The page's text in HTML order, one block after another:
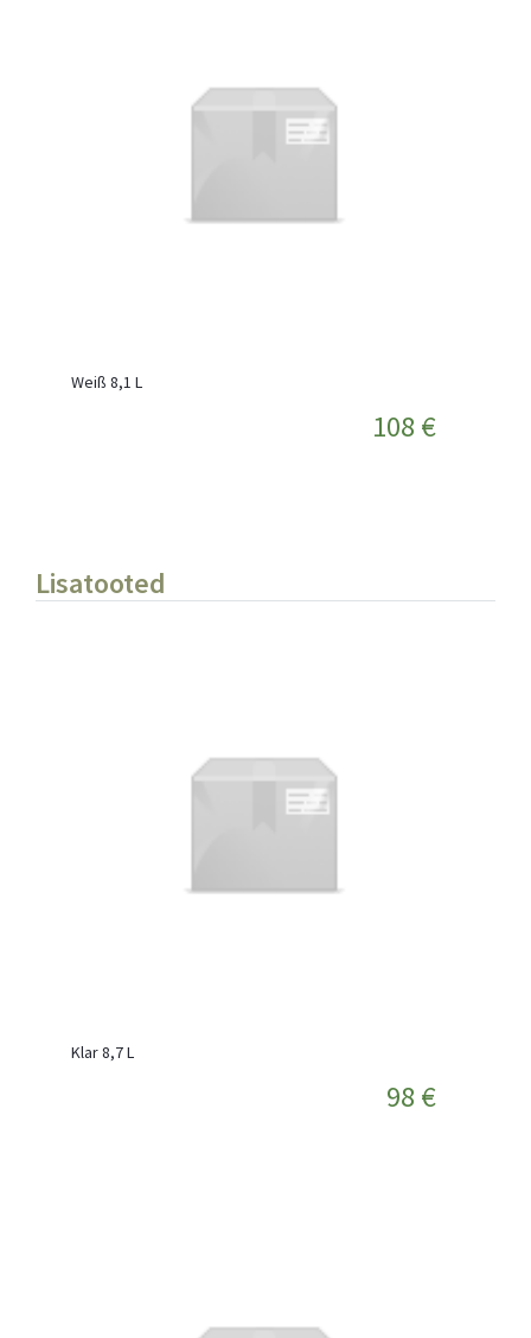
Weiß 8,1 L
108 €
Lisatooted
Klar 8,7 L
98 €